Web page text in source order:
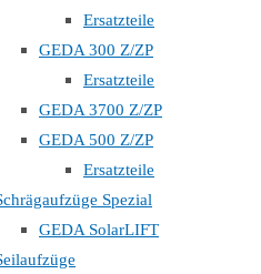
Ersatzteile
GEDA 300 Z/ZP
Ersatzteile
GEDA 3700 Z/ZP
GEDA 500 Z/ZP
Ersatzteile
Spezial
GEDA SolarLIFT